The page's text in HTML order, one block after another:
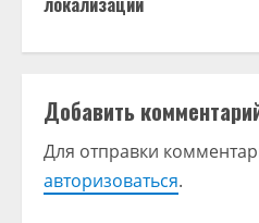
д
о
л
ж
и
Добавить
Для отправки
авторизоваться.